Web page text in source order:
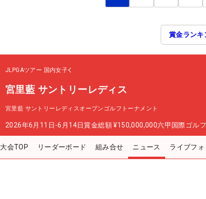
賞金ランキ
JLPGAツアー 国内女子
宮里藍 サントリーレディス
宮里藍 サントリーレディスオープンゴルフトーナメント
2026年6月11日-6月14日賞金総額 ¥150,000,000六甲国際ゴル
大会TOP リーダーボード 組み合せ ニュース ライブフォ